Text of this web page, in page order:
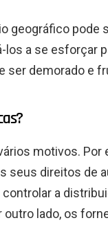
geográfico pode
a se esforçar
ser demorado e
motivos. Por
seus direitos de
a
lado, os